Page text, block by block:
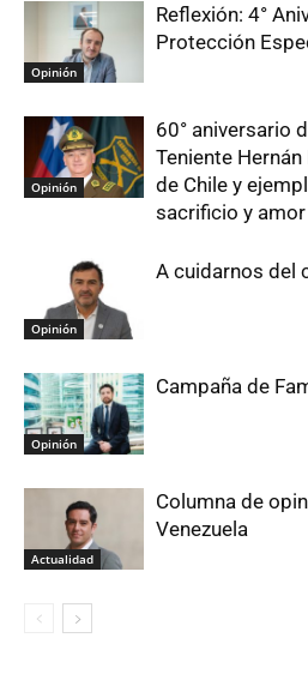
Opinión
Reflexión: 4°
Protección
Opinión
60° aniversario
Teniente
de Chile y
sacrificio y
Opinión
A cuidarnos del
Opinión
Campaña de
Actualidad
Columna de
Venezuela